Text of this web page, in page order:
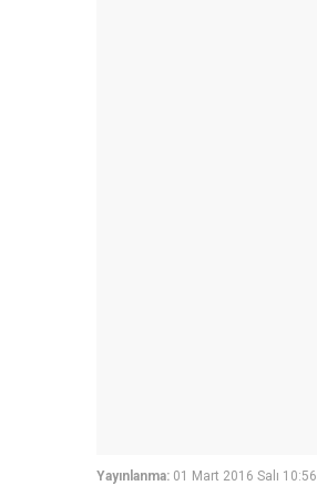
Yayınlanma: 01 Mart 2016 Salı 10:56